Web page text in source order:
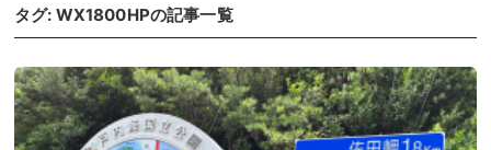
タグ: WX1800HPの記事一覧